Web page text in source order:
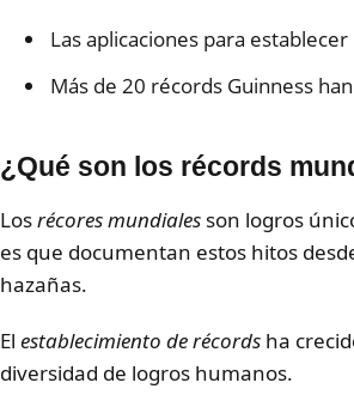
Las aplicaciones para
Más de 20 récords Guinness
¿Qué son los récords
Losrécores mundiales son logros
es que documentan estos hitos
hazañas.
El establecimiento de récords ha
diversidad de logros humanos.